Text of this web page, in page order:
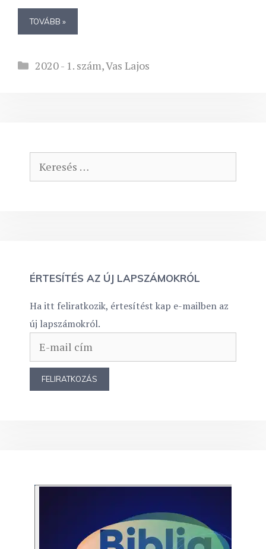
TOVÁBB »
Kategória
2020 - 1. szám,Vas Lajos
Keresés:
ÉRTESÍTÉS AZ ÚJ LAPSZÁMOKRÓL
Ha itt feliratkozik, értesítést kap e-mailben az
új lapszámokról.